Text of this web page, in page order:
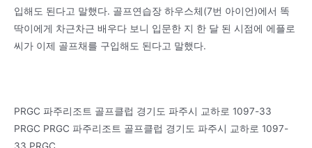
입해도 된다고 말했다. 골프연습장 하우스체(7번 아이언)에서 똑
딱이에게 차근차근 배우다 보니 입문한 지 한 달 된 시점에 에플로
씨가 이제 골프채를 구입해도 된다고 말했다.
PRGC 파주리조트 골프클럽 경기도 파주시 교하로 1097-33
PRGC PRGC 파주리조트 골프클럽 경기도 파주시 교하로 1097-
33 PRGC